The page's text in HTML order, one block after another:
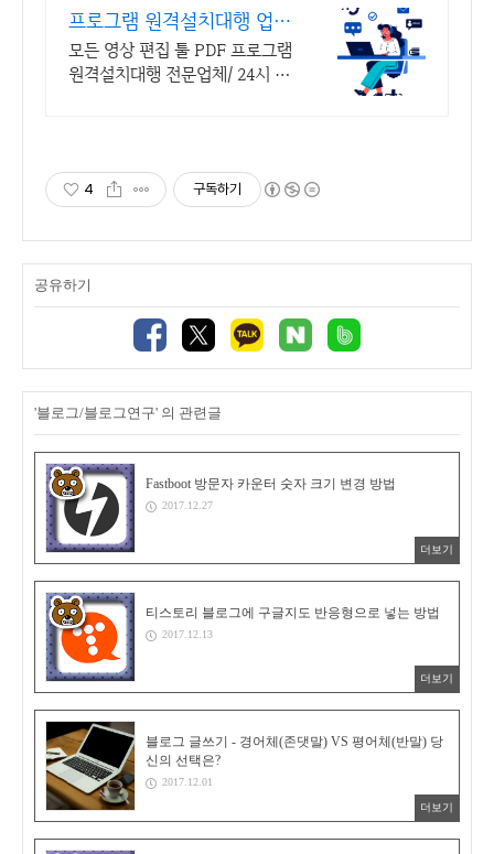
프로그램 원격설치대행 업체
프로그램 원격설치대행 전문
모든 영상 편집 툴 PDF 프로그램
원격설치대행 전문업체/ 24시 상
4 구독하기
공유하기
'블로그/블로그연구' 의 관련글
Fastboot 방문자 카운터 숫자 크기 변경 방법
2017.12.27
더보기
티스토리 블로그에 구글지도 반응형으로 넣는 방법
2017.12.13
더보기
블로그 글쓰기 - 경어체(존댓말) VS 평어체(반말) 당
신의 선택은?
2017.12.01
더보기